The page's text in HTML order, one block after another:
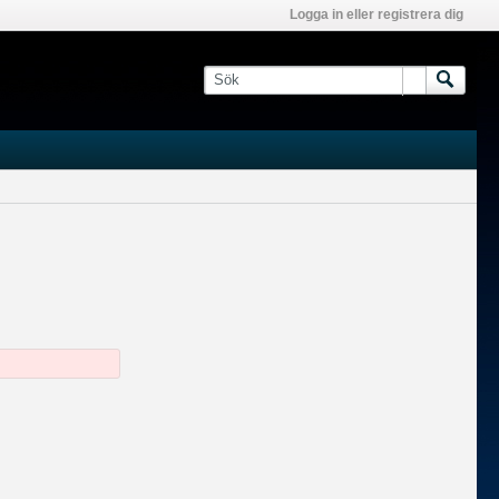
Logga in eller registrera dig